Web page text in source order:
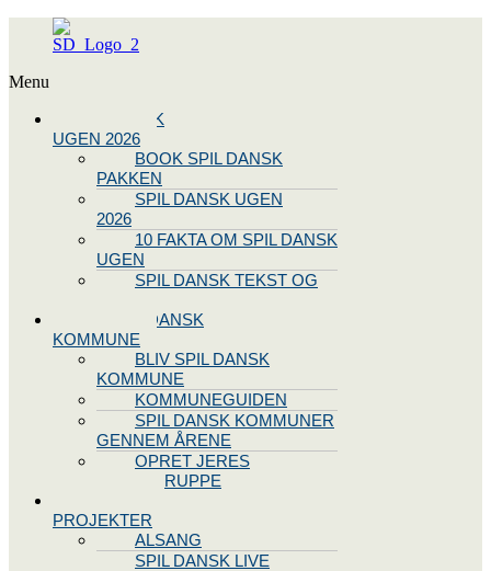
Menu
SPIL DANSK
UGEN 2026
BOOK SPIL DANSK
PAKKEN
SPIL DANSK UGEN
2026
10 FAKTA OM SPIL DANSK
UGEN
SPIL DANSK TEKST OG
BLIV SPIL DANSK
KOMMUNE
BLIV SPIL DANSK
KOMMUNE
KOMMUNEGUIDEN
SPIL DANSK KOMMUNER
GENNEM ÅRENE
OPRET JERES
STYREGRUPPE
PROJEKTER
ALSANG
SPIL DANSK LIVE